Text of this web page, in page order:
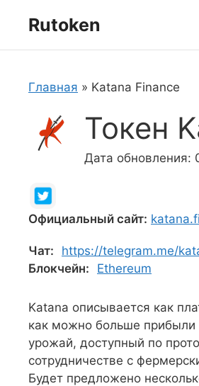
Rutoken
Главная » Katana Finance
Токен
Дата обновления:
Официальный сайт:
Чат:
https://telegram.me/
Блокчейн:
Ethereum
Katana описывается как
как можно больше прибыли
урожай, доступный по
сотрудничестве с
Будет предложено